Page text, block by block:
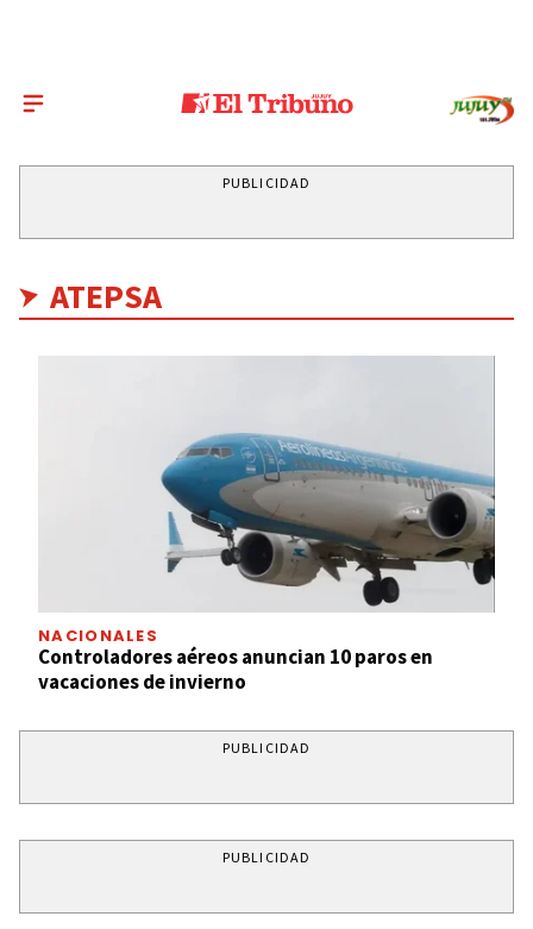
PUBLICIDAD
ATEPSA
NACIONALES
Controladores aéreos anuncian 10 paros en
vacaciones de invierno
PUBLICIDAD
PUBLICIDAD